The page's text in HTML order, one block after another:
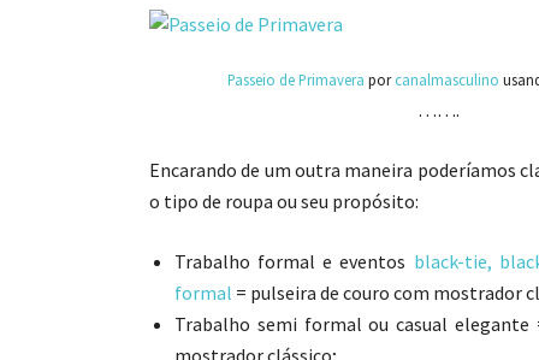
Passeio de Primavera porcanalmasculino
…….
Encarando de um outra maneira poderíamos
o tipo de roupa ou seu propósito:
Trabalho formal e eventos black-tie,
formal = pulseira de couro com mostrador
Trabalho semi formal ou casual elegante